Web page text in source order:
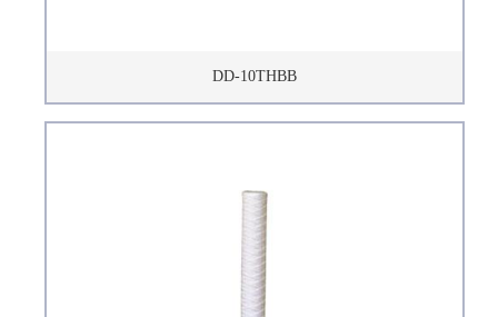
DD-10THBB